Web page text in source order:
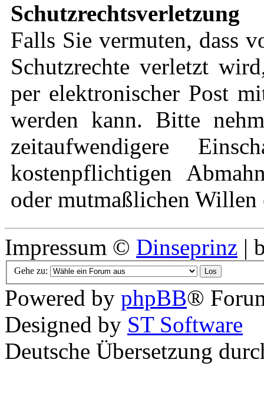
Schutzrechtsverletzung
Falls Sie vermuten, dass
Schutzrechte verletzt
per elektronischer Post
werden kann. Bitte
zeitaufwendigere
kostenpflichtigen
oder mutmaßlichen Willen
Impressum © Dinseprinz |
Gehe zu:
Powered by phpBB®
Designed by ST Software
Deutsche Übersetzung